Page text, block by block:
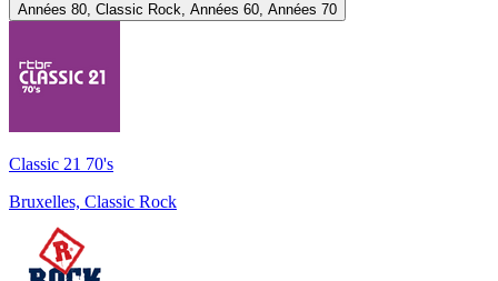
Années 80, Classic Rock, Années 60, Années 70
Classic 21 70's
Bruxelles, Classic Rock